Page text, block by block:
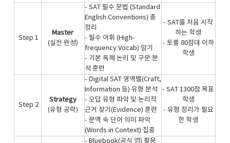
Step 1
Master
(실전 완성)​
- SAT 필수 문법 (Standard
English Conventions) 총
정리
- 필수 어휘 (High-
frequency Vocab) 암기
- 기본 독해 논리 및 구문 분
석 훈련​
- SAT를 처음 시작
하는 학생
- 토플 80점대 이하
학생​
Step 2
Strategy
(유형 공략)​
- Digital SAT 영역별(Craft,
Information 등) 유형 분석
- 오답 유형 파악 및 논리적
근거 찾기(Evidence) 훈련
- 문맥 속 단어 의미 파악
(Words in Context) 집중​
- SAT 1300점 목표
학생
- 유형 정리가 필요
한 학생​
- Bluebook(공식 앱) 활용